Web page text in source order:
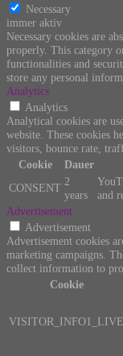
Necessary
immer aktiv
Necessary cookies are
properly. This category
functionalities and
store any personal
Analytics
Analytics
Analytical cookies are
website. These cookies
visitors, bounce rate,
Cookie
Dauer
CONSENT 2
years
and
Advertisement
Advertisement
Advertisement cookies
marketing campaigns.
collect information to
Cookie
VISITOR_INFO1_LIVE